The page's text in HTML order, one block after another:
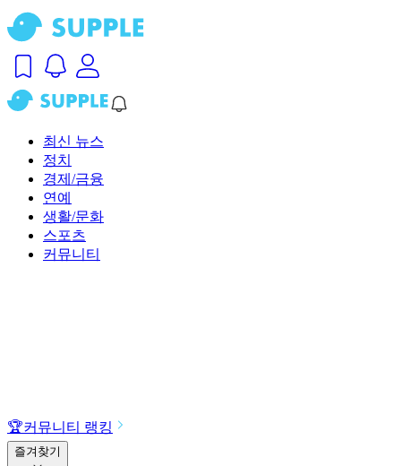
최신 뉴스
정치
경제/금융
연예
생활/문화
스포츠
커뮤니티
🏆커뮤니티 랭킹
즐겨찾기